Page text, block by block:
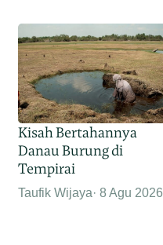
Kisah Bertahannya
Danau Burung di
Tempirai
Taufik Wijaya 8 Agu 2026